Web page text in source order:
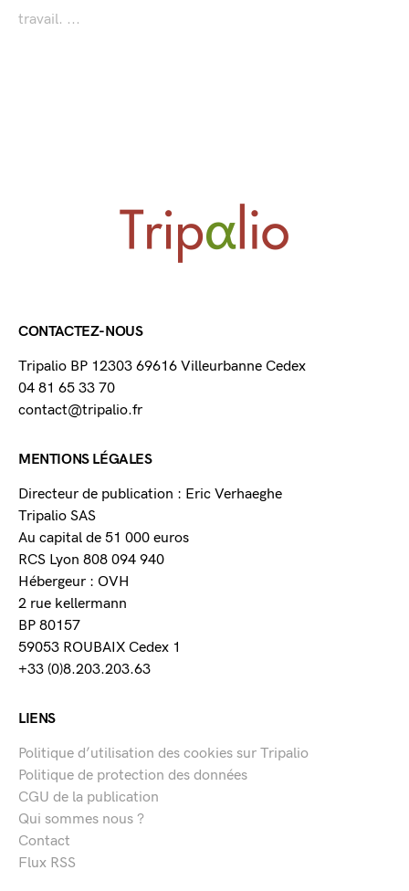
travail. ...
CONTACTEZ-NOUS
Tripalio BP 12303 69616 Villeurbanne Cedex
04 81 65 33 70
contact@tripalio.fr
MENTIONS LÉGALES
Directeur de publication : Eric Verhaeghe
Tripalio SAS
Au capital de 51 000 euros
RCS Lyon 808 094 940
Hébergeur : OVH
2 rue kellermann
BP 80157
59053 ROUBAIX Cedex 1
+33 (0)8.203.203.63
LIENS
Politique d’utilisation des cookies sur Tripalio
Politique de protection des données
CGU de la publication
Qui sommes nous ?
Contact
Flux RSS